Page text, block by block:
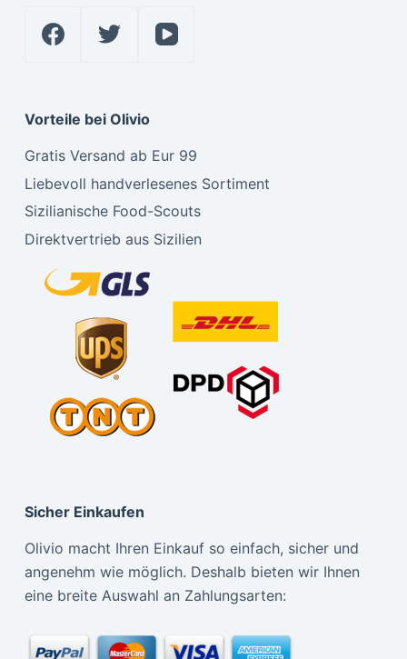
Vorteile bei Olivio
Gratis Versand ab Eur 99
Liebevoll handverlesenes Sortiment
Sizilianische Food-Scouts
Direktvertrieb aus Sizilien
Sicher Einkaufen
Olivio macht Ihren Einkauf so einfach, sicher und
angenehm wie möglich. Deshalb bieten wir Ihnen
eine breite Auswahl an Zahlungsarten: